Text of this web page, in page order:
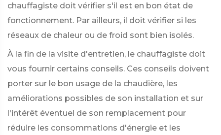
chauffagiste doit vérifier s'il est en bon état de
fonctionnement. Par ailleurs, il doit vérifier si les
réseaux de chaleur ou de froid sont bien isolés.
À la fin de la visite d'entretien, le chauffagiste doit
vous fournir certains conseils. Ces conseils doivent
porter sur le bon usage de la chaudière, les
améliorations possibles de son installation et sur
l'intérêt éventuel de son remplacement pour
réduire les consommations d'énergie et les